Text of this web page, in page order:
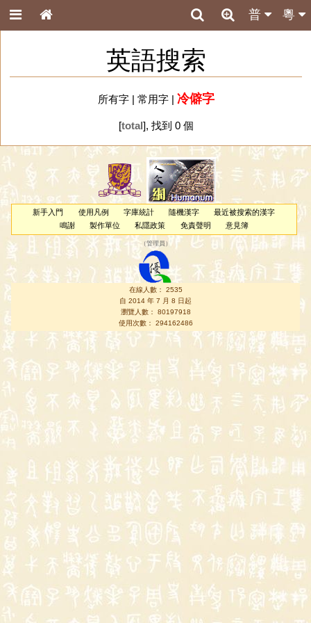
粵
普
英語搜索
所有字| 常用字| 冷僻字
[total], 找到 0 個
新手入門 使用凡例 字庫統計 隨機漢字
最近被搜索的漢字
鳴謝
製作單位 私隱政策 免責聲明 意見簿
（管理員 ）
在線人數： 2535
自 2014 年 7 月 8 日起
瀏覽人數： 80197918
使用次數： 294162486